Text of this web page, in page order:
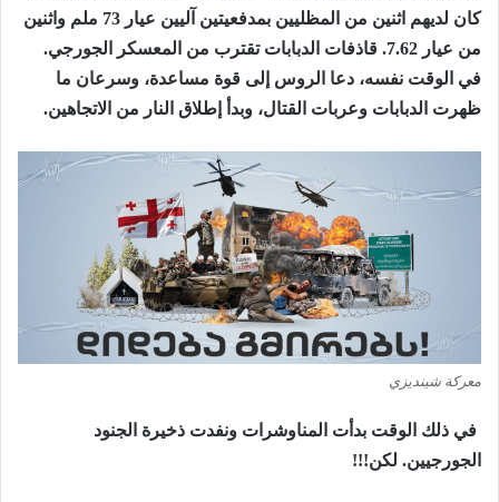
كان لديهم اثنين من المظليين بمدفعيتين آليين عيار 73 ملم واثنين
من عيار 7.62. قاذفات الدبابات تقترب من المعسكر الجورجي.
في الوقت نفسه، دعا الروس إلى قوة مساعدة، وسرعان ما
ظهرت الدبابات وعربات القتال، وبدأ إطلاق النار من الاتجاهين.
معركة شينديزي
في ذلك الوقت بدأت المناوشرات ونفدت ذخيرة الجنود
الجورجيين. لكن!!!